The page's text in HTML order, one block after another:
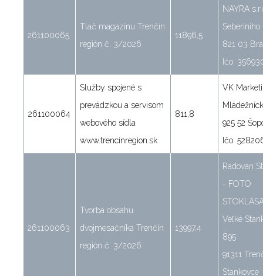
261100065
Tlač magazínu Trenčín
región č. 3/2026
11896,5
NAYRA
Seberíniho
821 03
Ičo:
261100064
Služby spojené s
prevádzkou a servisom
webového sídla
www.trencinregion.sk
811,8
VK
925 52
Ičo:
261100063
Tvorba obsahu
dvojmesačníka Trenčín
región č. 3/2026
13997,4
Radovan
- FOTO
Veľké
895
91311
Stankovce